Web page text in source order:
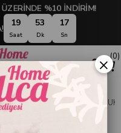
%10 İNDİRİM!
19
Saat
53
Dk
16
Sn
0
& DÜZENLEME SABUNLUK
×